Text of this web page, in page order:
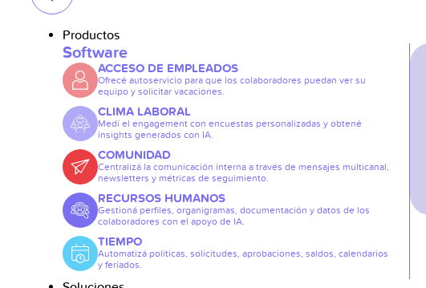
Productos
Software
ACCESO DE EMPLEADOS
Ofrecé autoservicio para que los colaboradores puedan ver su
equipo y solicitar vacaciones.
CLIMA LABORAL
Medí el engagement con encuestas personalizadas y obtené
insights generados con IA.
COMUNIDAD
Centralizá la comunicación interna a través de mensajes multicanal,
newsletters y métricas de seguimiento.
RECURSOS HUMANOS
Gestioná perfiles, organigramas, documentación y datos de los
colaboradores con el apoyo de IA.
TIEMPO
Automatizá políticas, solicitudes, aprobaciones, saldos, calendarios
y feriados.